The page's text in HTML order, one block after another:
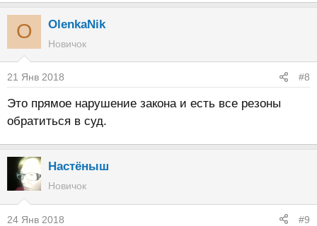
O OlenkaNik
Новичок
21 Янв 2018 #8
Это прямое нарушение закона и есть все резоны
обратиться в суд.
Настёныш
Новичок
24 Янв 2018 #9